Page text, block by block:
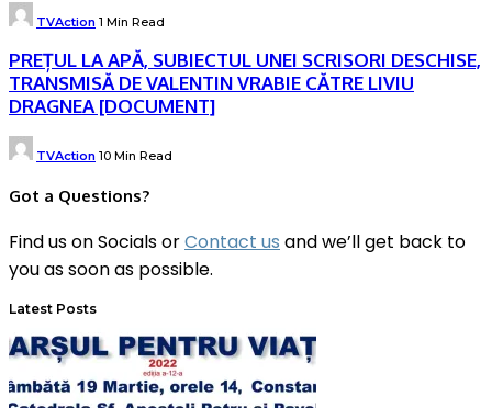
Posted
by
TVAction 1 Min Read
PREȚUL LA APĂ, SUBIECTUL UNEI SCRISORI DESCHISE,
TRANSMISĂ DE VALENTIN VRABIE CĂTRE LIVIU
DRAGNEA [DOCUMENT]
Posted
by
TVAction 10 Min Read
Got a Questions?
Find us on Socials orContact us and we’ll get back to
you as soon as possible.
Latest Posts